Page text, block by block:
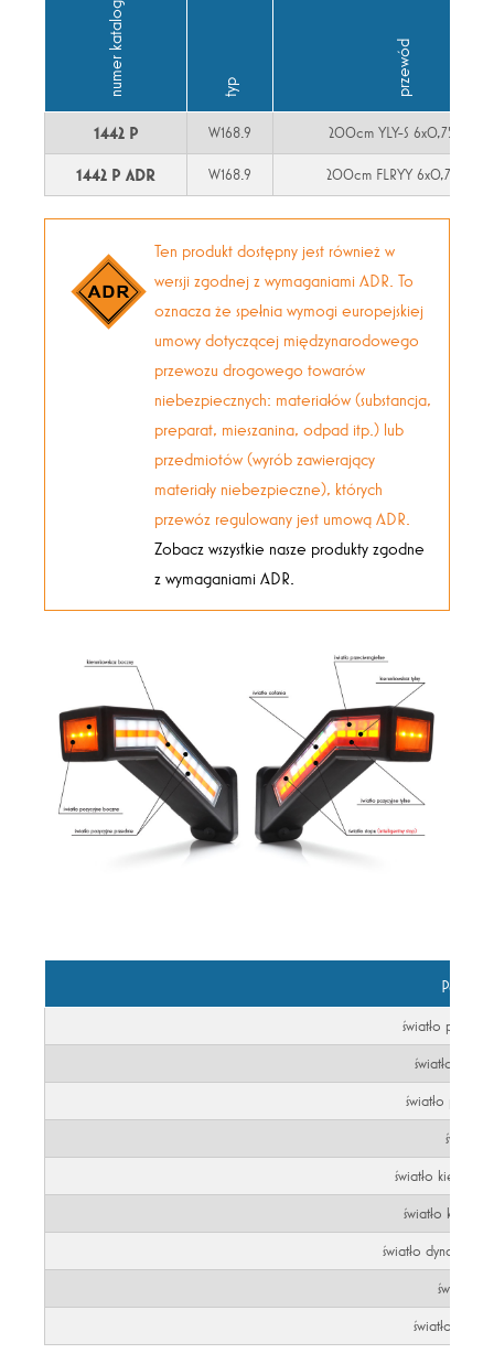
numer katalogowy typ przewód
1442 P W168.9 200cm YLY-S 6x0,75mm
1442 P ADR W168.9 200cm FLRYY 6x0,75mm
Ten produkt dostępny jest również w
wersji zgodnej z wymaganiami ADR. To
oznacza że spełnia wymogi europejskiej
umowy dotyczącej międzynarodowego
przewozu drogowego towarów
niebezpiecznych: materiałów (substancja,
preparat, mieszanina, odpad itp.) lub
przedmiotów (wyrób zawierający
materiały niebezpieczne), których
przewóz regulowany jest umową ADR.
Zobacz wszystkie nasze produkty zgodne
z wymaganiami ADR.
Pobór
światło
światło
światło
światło
światło
światło
światło
światło
światło